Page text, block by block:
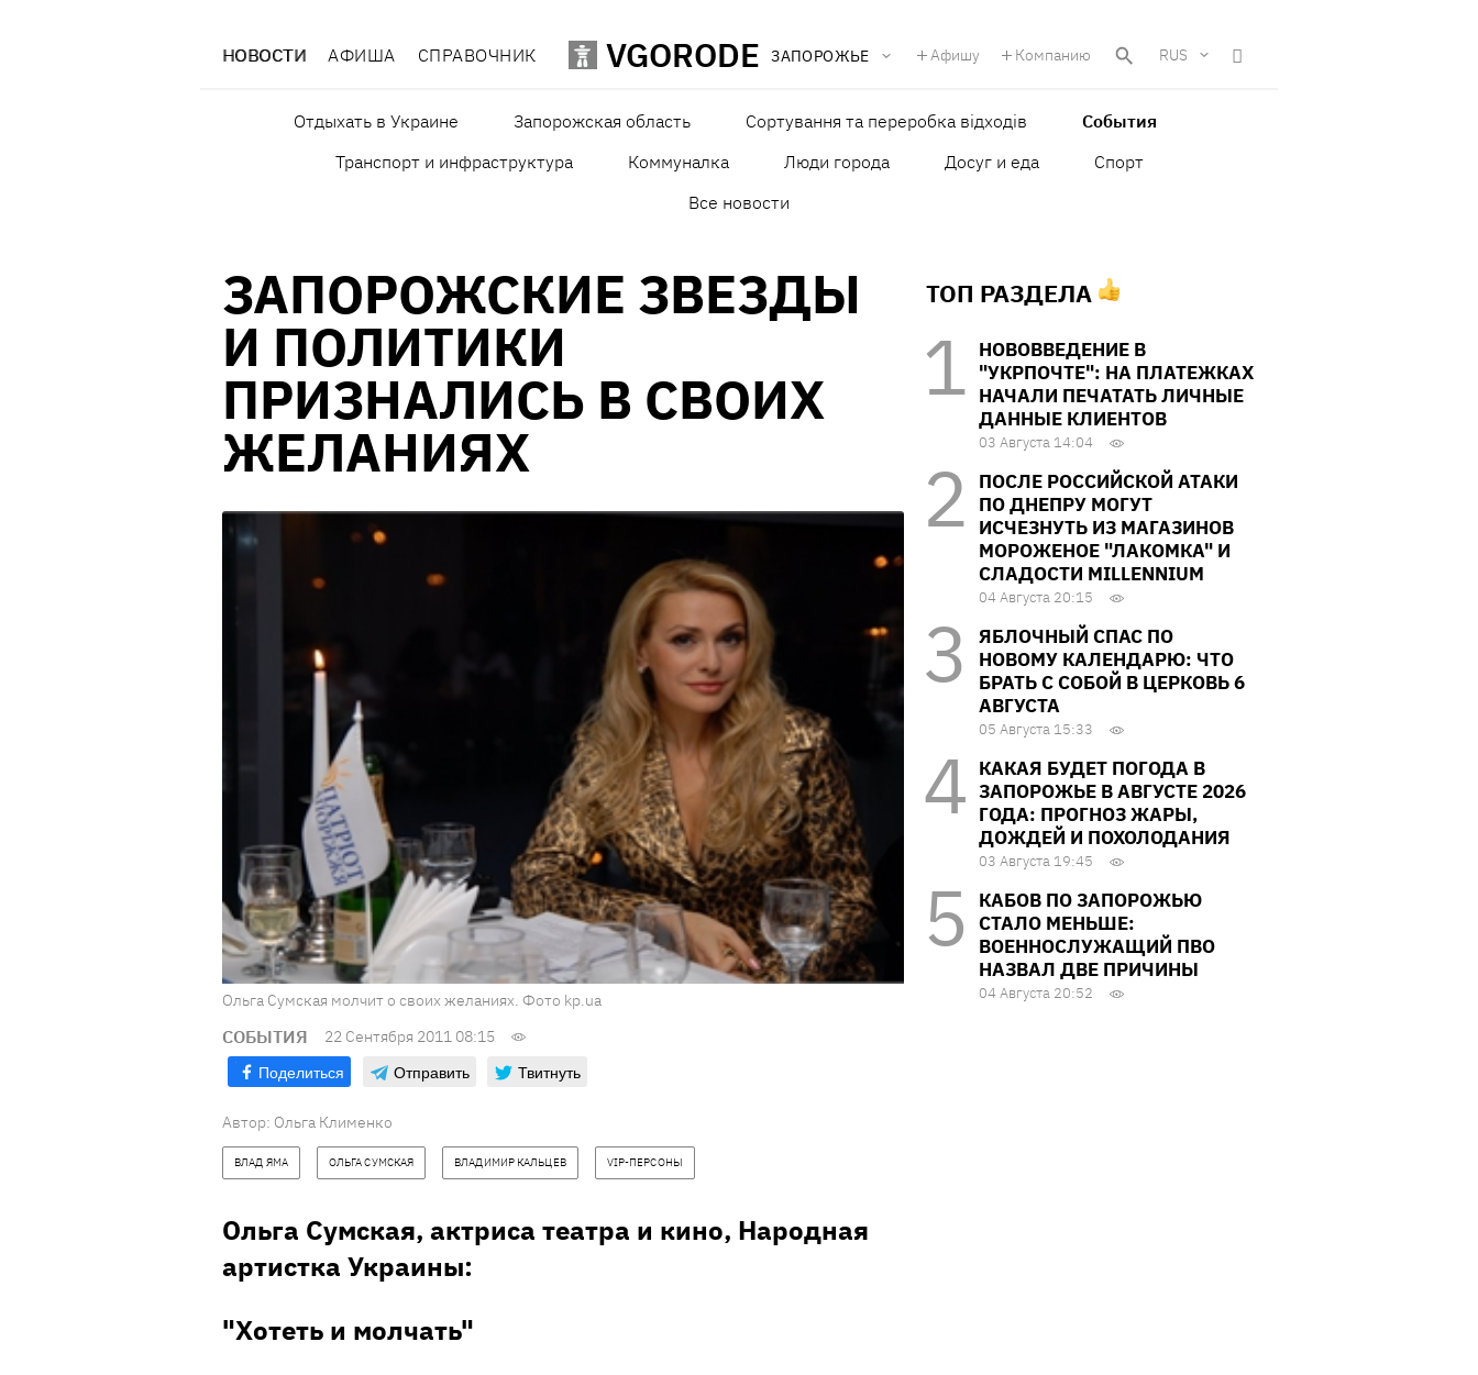
НОВОСТИ АФИША СПРАВОЧНИК VGORODE ЗАПОРОЖЬЕ Афишу Компанию RUS
Отдыхать в Украине Запорожская область Сортування та переробка відходів
События
Транспорт и инфраструктура
Коммуналка Люди города Досуг и еда
Спорт
Все новости
ЗАПОРОЖСКИЕ ЗВЕЗДЫ
И ПОЛИТИКИ
ПРИЗНАЛИСЬ В СВОИХ
ЖЕЛАНИЯХ
Ольга Сумская молчит о своих желаниях. Фото kp.ua
СОБЫТИЯ 22 Сентября 2011 08:15
Поделиться Отправить Твитнуть
Автор: Ольга Клименко
ВЛАД ЯМА ОЛЬГА СУМСКАЯ ВЛАДИМИР КАЛЬЦЕВ VIP-ПЕРСОНЫ
Ольга Сумская, актриса театра и кино, Народная
артистка Украины:
"Хотеть и молчать"
ТОП РАЗДЕЛА
НОВОВВЕДЕНИЕ В
"УКРПОЧТЕ": НА ПЛАТЕЖКАХ
НАЧАЛИ ПЕЧАТАТЬ ЛИЧНЫЕ
ДАННЫЕ КЛИЕНТОВ
03 Августа 14:04
ПОСЛЕ РОССИЙСКОЙ АТАКИ
ПО ДНЕПРУ МОГУТ
ИСЧЕЗНУТЬ ИЗ МАГАЗИНОВ
МОРОЖЕНОЕ "ЛАКОМКА" И
СЛАДОСТИ MILLENNIUM
04 Августа 20:15
ЯБЛОЧНЫЙ СПАС ПО
НОВОМУ КАЛЕНДАРЮ: ЧТО
БРАТЬ С СОБОЙ В ЦЕРКОВЬ 6
АВГУСТА
05 Августа 15:33
КАКАЯ БУДЕТ ПОГОДА В
ЗАПОРОЖЬЕ В АВГУСТЕ 2026
ГОДА: ПРОГНОЗ ЖАРЫ,
ДОЖДЕЙ И ПОХОЛОДАНИЯ
03 Августа 19:45
КАБОВ ПО ЗАПОРОЖЬЮ
СТАЛО МЕНЬШЕ:
ВОЕННОСЛУЖАЩИЙ ПВО
НАЗВАЛ ДВЕ ПРИЧИНЫ
04 Августа 20:52